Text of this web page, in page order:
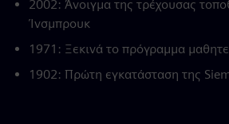
2002: Άνοιγμα της τρέχουσας
Ίνσμπρουκ
1971: Ξεκινά το πρόγραμμα
1902: Πρώτη εγκατάσταση της